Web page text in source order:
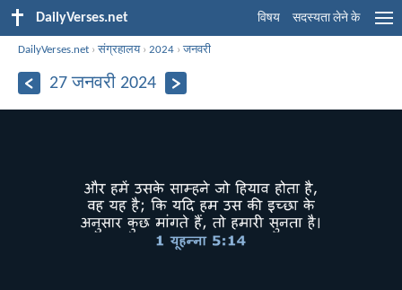
DailyVerses.net विषय सदस्यता लेने के
DailyVerses.net ›संग्रहालय›2024 ›जनवरी
27 जनवरी 2024